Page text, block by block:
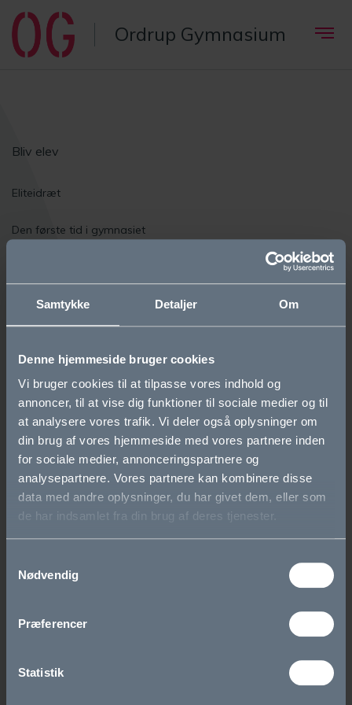
Samtykke Detaljer Om
Denne hjemmeside bruger cookies
Vi bruger cookies til at tilpasse vores indhold og
annoncer, til at vise dig funktioner til sociale medier og til
at analysere vores trafik. Vi deler også oplysninger om
din brug af vores hjemmeside med vores partnere inden
for sociale medier, annonceringspartnere og
analysepartnere. Vores partnere kan kombinere disse
data med andre oplysninger, du har givet dem, eller som
de har indsamlet fra din brug af deres tjenester.
Nødvendig
Præferencer
Statistik
Ordrup Gymnasium
Bliv elev
Eliteidræt
Den første tid i gymnasiet
Om OG
Skolens historie
Cookie- og privatlivspolitik
Tilgængelighedserklæring
Whistleblowerordning
Biotek
SAMF-ENG